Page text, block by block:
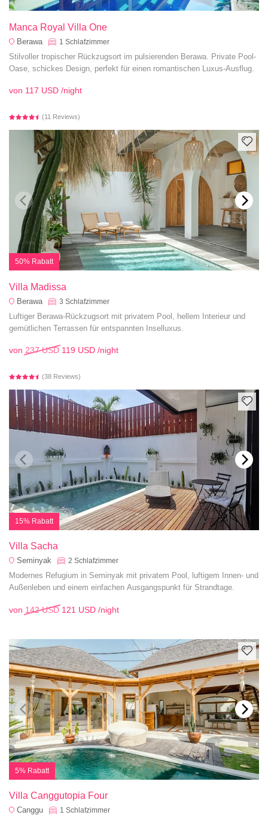
Manca Royal Villa One
Berawa 1 Schlafzimmer
Stilvoller tropischer Rückzugsort im pulsierenden Berawa. Private Pool-
Oase, schickes Design, perfekt für einen romantischen Luxus-Ausflug.
von 117 USD /night
(11 Reviews)
50% Rabatt
Villa Madissa
Berawa 3 Schlafzimmer
Luftiger Berawa-Rückzugsort mit privatem Pool, hellem Interieur und
gemütlichen Terrassen für entspannten Inselluxus.
von 237 USD 119 USD /night
(38 Reviews)
15% Rabatt
Villa Sacha
Seminyak 2 Schlafzimmer
Modernes Refugium in Seminyak mit privatem Pool, luftigem Innen- und
Außenleben und einem einfachen Ausgangspunkt für Strandtage.
von 142 USD 121 USD /night
5% Rabatt
Villa Canggutopia Four
Canggu 1 Schlafzimmer